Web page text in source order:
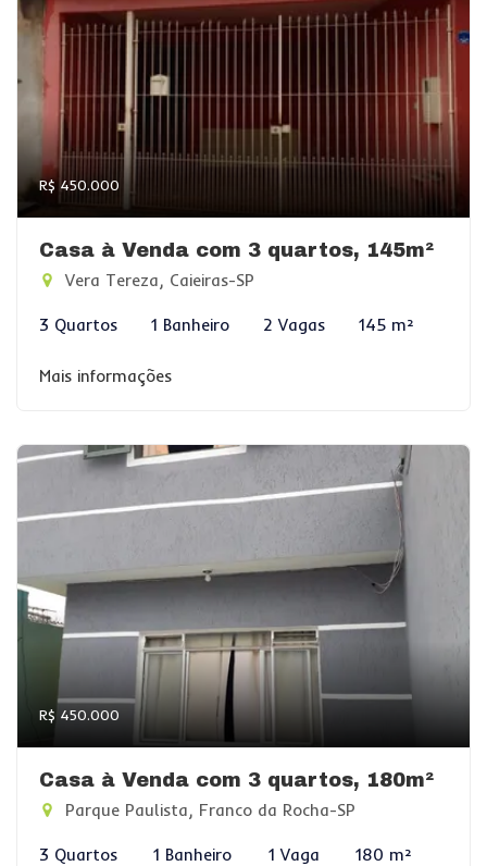
R$ 450.000
Casa à Venda com 3 quartos, 145m²
Vera Tereza, Caieiras-SP
3 Quartos 1 Banheiro 2 Vagas 145 m²
Mais informações
R$ 450.000
Casa à Venda com 3 quartos, 180m²
Parque Paulista, Franco da Rocha-SP
3 Quartos 1 Banheiro 1 Vaga 180 m²